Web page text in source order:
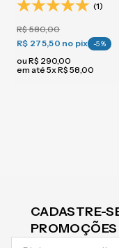
(1)
R$580,00
R$ 275,50 no pix -5%
ou R$ 290,00
em até 5xR$ 58,00
CADASTRE-